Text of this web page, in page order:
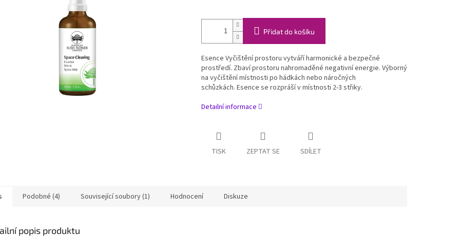
Přidat do košíku
Esence Vyčištění prostoru vytváří harmonické a bezpečné
prostředí. Zbaví prostoru nahromaděné negativní energie. Výborný
na vyčištění místnosti po hádkách nebo náročných
schůzkách. Esence se rozpráší v místnosti 2-3 střiky.
Detailní informace
TISK ZEPTAT SE SDÍLET
Podobné (4) Související soubory (1) Hodnocení Diskuze
popis produktu